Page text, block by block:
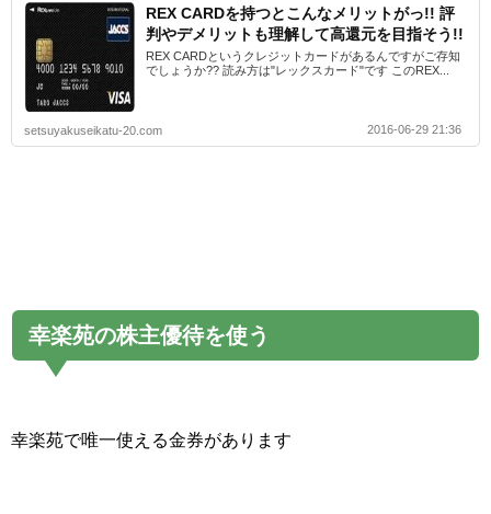
REX CARDを持つとこんなメリットがっ!! 評
判やデメリットも理解して高還元を目指そう!!
REX CARDというクレジットカードがあるんですがご存知
でしょうか?? 読み方は"レックスカード"です このREX...
setsuyakuseikatu-20.com 2016-06-29 21:36
幸楽苑の株主優待を使う
幸楽苑で唯一使える金券があります